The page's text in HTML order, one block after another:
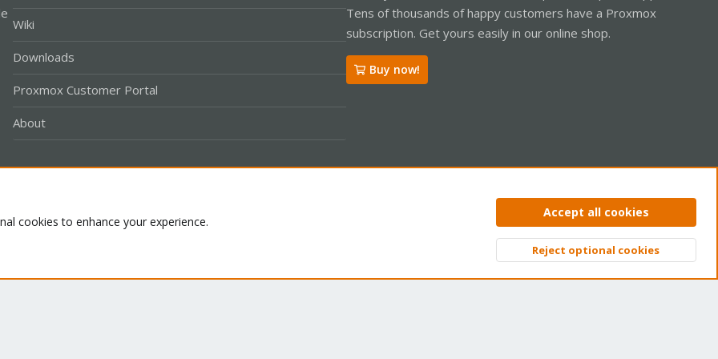
Wiki
Downloads
Proxmox Customer Portal
About
Tens of thousands of happy customers have a Proxmox
subscription. Get yours easily in our online shop.
Buy now!
Privacy policy Help Home
Top
cookies to enhance your experience.
Accept all cookies
Reject optional cookies